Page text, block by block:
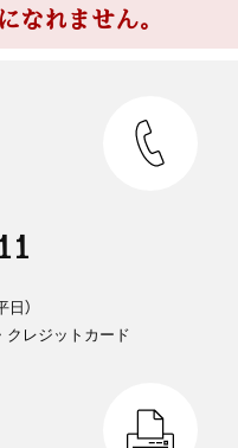
なれません。
）
クレジットカード